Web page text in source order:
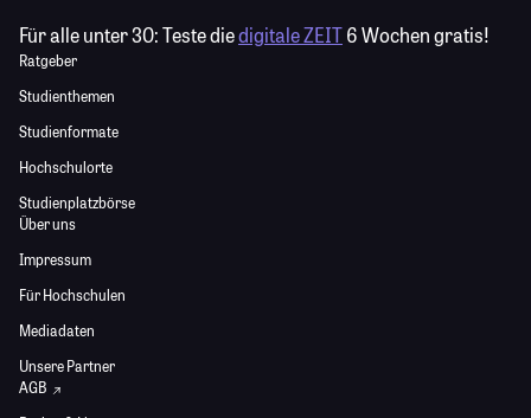
Für alle unter 30:Teste diedigitale ZEIT6 Wochen gratis!
Ratgeber
Studienthemen
Studienformate
Hochschulorte
Studienplatzbörse
Über uns
Impressum
Für Hochschulen
Mediadaten
Unsere Partner
AGB